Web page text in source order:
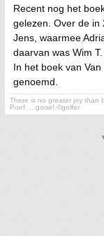
Recent nog het
gelezen. Over de in
Jens, waarmee
daarvan was Wim
In het boek van
genoemd.
There is no greater joy than
Poef.....gone! ©golfer